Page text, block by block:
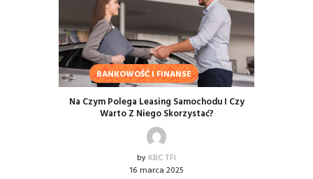
BANKOWOŚĆ I FINANSE
Na Czym Polega Leasing Samochodu I Czy
Warto Z Niego Skorzystać?
by KBC TFI
16 marca 2025